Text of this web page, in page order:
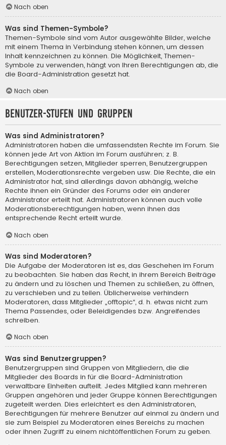
Nach oben
Was sind Themen-Symbole?
Themen-Symbole sind vom Autor ausgewählte Bilder, welche
mit einem Thema in Verbindung stehen können, um dessen
Inhalt kennzeichnen zu können. Die Möglichkeit, Themen-
Symbole zu verwenden, hängt von Ihren Berechtigungen ab, die
die Board-Administration gesetzt hat.
Nach oben
Benutzer-Stufen und Gruppen
Was sind Administratoren?
Administratoren haben die umfassendsten Rechte im Forum. Sie
können jede Art von Aktion im Forum ausführen; z. B.
Berechtigungen setzen, Mitglieder sperren, Benutzergruppen
erstellen, Moderationsrechte vergeben usw. Die Rechte, die ein
Administrator hat, sind allerdings davon abhängig, welche
Rechte ihnen ein Gründer des Forums oder ein anderer
Administrator erteilt hat. Administratoren können auch volle
Moderationsberechtigungen haben, wenn ihnen das
entsprechende Recht erteilt wurde.
Nach oben
Was sind Moderatoren?
Die Aufgabe der Moderatoren ist es, das Geschehen im Forum
zu beobachten. Sie haben das Recht, in ihrem Bereich Beiträge
zu ändern und zu löschen und Themen zu schließen, zu öffnen,
zu verschieben und zu teilen. Üblicherweise verhindern
Moderatoren, dass Mitglieder „offtopic“, d. h. etwas nicht zum
Thema Passendes, oder Beleidigendes bzw. Angreifendes
schreiben.
Nach oben
Was sind Benutzergruppen?
Benutzergruppen sind Gruppen von Mitgliedern, die die
Mitglieder des Boards in für die Board-Administration
verwaltbare Einheiten aufteilt. Jedes Mitglied kann mehreren
Gruppen angehören und jeder Gruppe können Berechtigungen
zugeteilt werden. Dies erleichtert es den Administratoren,
Berechtigungen für mehrere Benutzer auf einmal zu ändern und
sie zum Beispiel zu Moderatoren eines Bereichs zu machen
oder ihnen Zugriff zu einem nichtöffentlichen Forum zu geben.